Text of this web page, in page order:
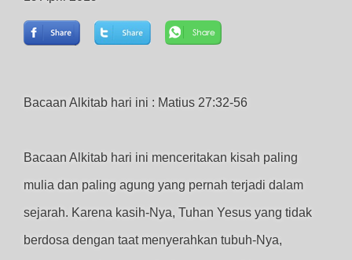
Bacaan Alkitab hari ini : Matius 27:32-56
Bacaan Alkitab hari ini menceritakan kisah paling
mulia dan paling agung yang pernah terjadi dalam
sejarah. Karena kasih-Nya, Tuhan Yesus yang tidak
berdosa dengan taat menyerahkan tubuh-Nya,